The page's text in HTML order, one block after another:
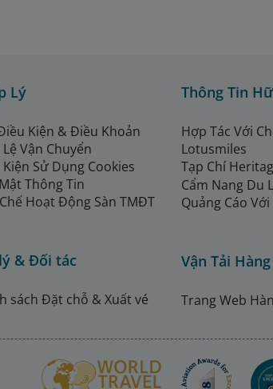
Lý
Kiện & Điều Khoản
Vận Chuyển
Sử Dụng Cookies
Thông Tin
Hoạt Động Sàn TMĐT
& Đối tác
sách Đặt chỗ & Xuất vé
Thông Tin
Hợp Tác Với
Lotusmiles
Tạp Chí
Cẩm Nang Du
Quảng Cáo
Vận Tải
Trang Web